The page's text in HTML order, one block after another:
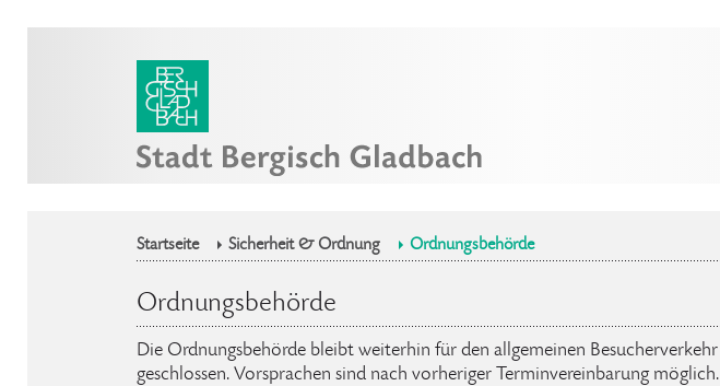
Startseite Sicherheit & Ordnung Ordnungsbehörde
Ordnungsbehörde
Die Ordnungsbehörde bleibt weiterhin für den allgemeinen Besucherverkehr
geschlossen. Vorsprachen sind nach vorheriger Terminvereinbarung möglich.